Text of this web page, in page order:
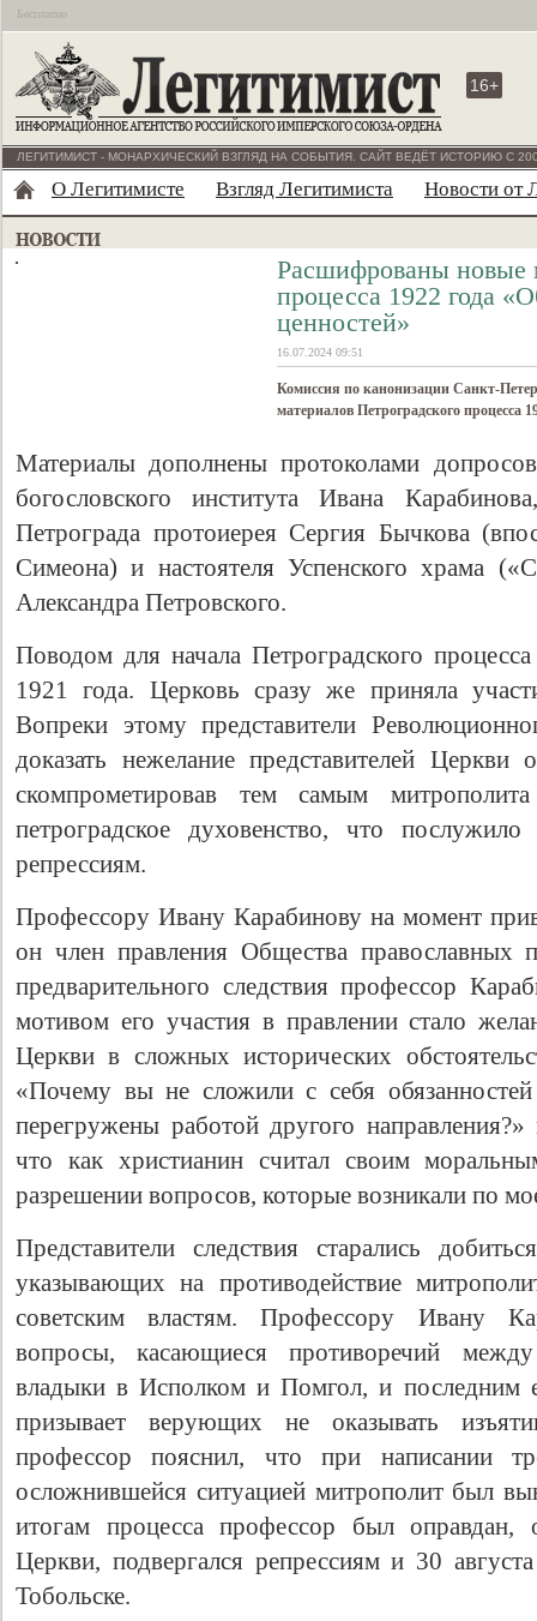
Бесплатно
16+
ЛЕГИТИМИСТ - МОНАРХИЧЕСКИЙ ВЗГЛЯД НА СОБЫТИЯ. САЙТ ВЕДЁТ ИСТОРИЮ С
О Легитимисте Взгляд Легитимиста Новости от
Расшифрованы новые
процесса 1922 года
ценностей»
16.07.2024 09:51
Комиссия по канонизации Санкт-
материалов Петроградского процесса
Материалы дополнены протоколами
богословского института Ивана
Петрограда протоиерея Сергия Бычкова
Симеона) и настоятеля Успенского храма
Александра Петровского.
Поводом для начала Петроградского
1921 года. Церковь сразу же приняла
Вопреки этому представители
доказать нежелание представителей
скомпрометировав тем самым
петроградское духовенство, что
репрессиям.
Профессору Ивану Карабинову на момент
он член правления Общества православных
предварительного следствия профессор
мотивом его участия в правлении стало
Церкви в сложных исторических
«Почему вы не сложили с себя
перегружены работой другого
что как христианин считал своим
разрешении вопросов, которые возникали по
Представители следствия старались
указывающих на противодействие
советским властям. Профессору Ивану
вопросы, касающиеся противоречий
владыки в Исполком и Помгол, и последним
призывает верующих не оказывать
профессор пояснил, что при написании
осложнившейся ситуацией митрополит был
итогам процесса профессор был оправдан,
Церкви, подвергался репрессиям и 30
Тобольске.
Свидетельство